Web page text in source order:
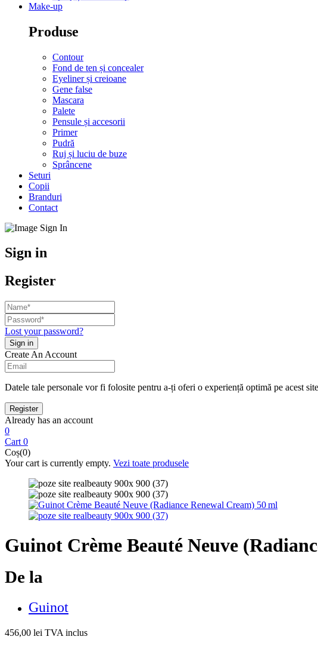
Make-up
Produse
Contour
Fond de ten și concealer
Eyeliner și creioane
Gene false
Mascara
Palete
Pensule și accesorii
Primer
Pudră
Ruj și luciu de buze
Sprâncene
Seturi
Copii
Branduri
Contact
Sign in
Register
Lost your password?
Create An Account
Datele tale personale vor fi folosite pentru a-ți oferi o experiență optimă pe acest
Already has an account
0
Cart 0
Coș(0)
Your cart is currently empty. Vezi toate produsele
Guinot Crème Beauté Neuve
De la
Guinot
456,00 lei TVA inclus